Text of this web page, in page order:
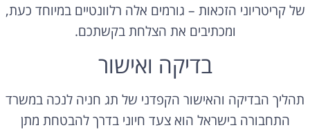
של קריטריוני הזכאות – גורמים אלה רלוונטיים במיוחד כעת,
ומכתיבים את הצלחת בקשתכם.
בדיקה ואישור
תהליך הבדיקה והאישור הקפדני של תג חניה לנכה במשרד
התחבורה בישראל הוא צעד חיוני בדרך להבטחת מתן